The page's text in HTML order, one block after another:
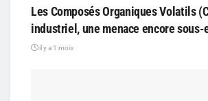
Les Composés Organiques Volatils
industriel, une menace encore
il y a 1 mois